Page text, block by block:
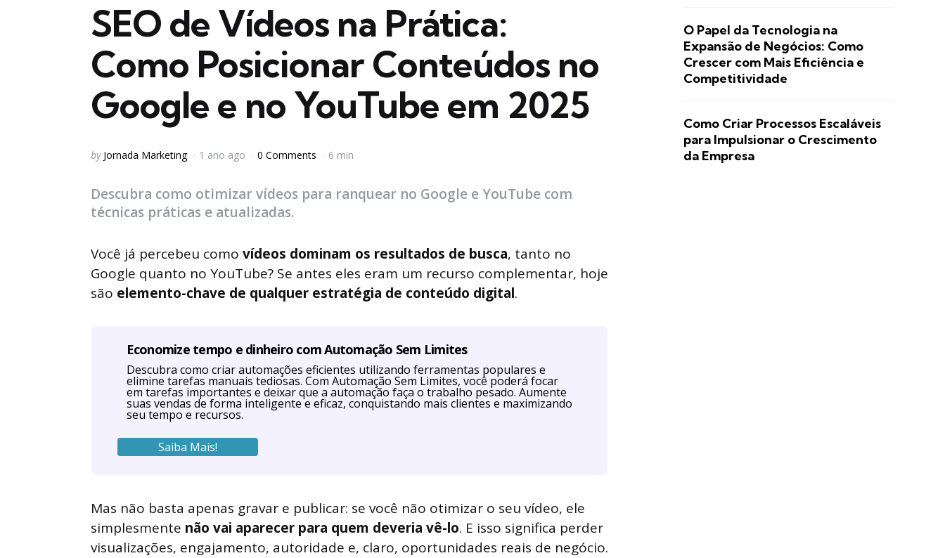
SEO de Vídeos na Prática:
Como Posicionar Conteúdos no
Google e no YouTube em 2025
Posted
by Jornada Marketing 1 ano ago 0 Comments 6 min
Descubra como otimizar vídeos para ranquear no Google e YouTube com
técnicas práticas e atualizadas.
Você já percebeu como vídeos dominam os resultados de busca, tanto no
Google quanto no YouTube? Se antes eles eram um recurso complementar, hoje
são elemento-chave de qualquer estratégia de conteúdo digital.
Economize tempo e dinheiro com Automação Sem Limites
Descubra como criar automações eficientes utilizando ferramentas populares e
elimine tarefas manuais tediosas. Com Automação Sem Limites, você poderá focar
em tarefas importantes e deixar que a automação faça o trabalho pesado. Aumente
suas vendas de forma inteligente e eficaz, conquistando mais clientes e maximizando
seu tempo e recursos.
Saiba Mais!
Mas não basta apenas gravar e publicar: se você não otimizar o seu vídeo, ele
simplesmente não vai aparecer para quem deveria vê-lo. E isso significa perder
visualizações, engajamento, autoridade e, claro, oportunidades reais de negócio.
O Papel da Tecnologia na
Expansão de Negócios: Como
Crescer com Mais Eficiência e
Competitividade
Como Criar Processos Escaláveis
para Impulsionar o Crescimento
da Empresa